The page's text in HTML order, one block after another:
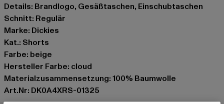
Details: Brandlogo, Gesäßtaschen, Einschubtaschen
Schnitt: Regulär
Marke: Dickies
Kat.: Shorts
Farbe: beige
Hersteller Farbe: cloud
Materialzusammensetzung: 100% Baumwolle
Art.Nr: DK0A4XRS-01325